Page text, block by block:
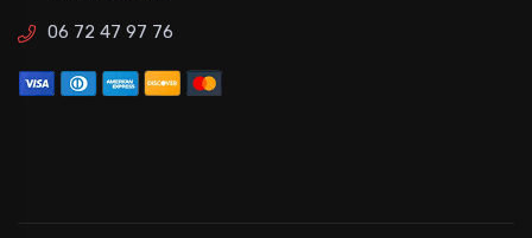
06 72 47 97 76